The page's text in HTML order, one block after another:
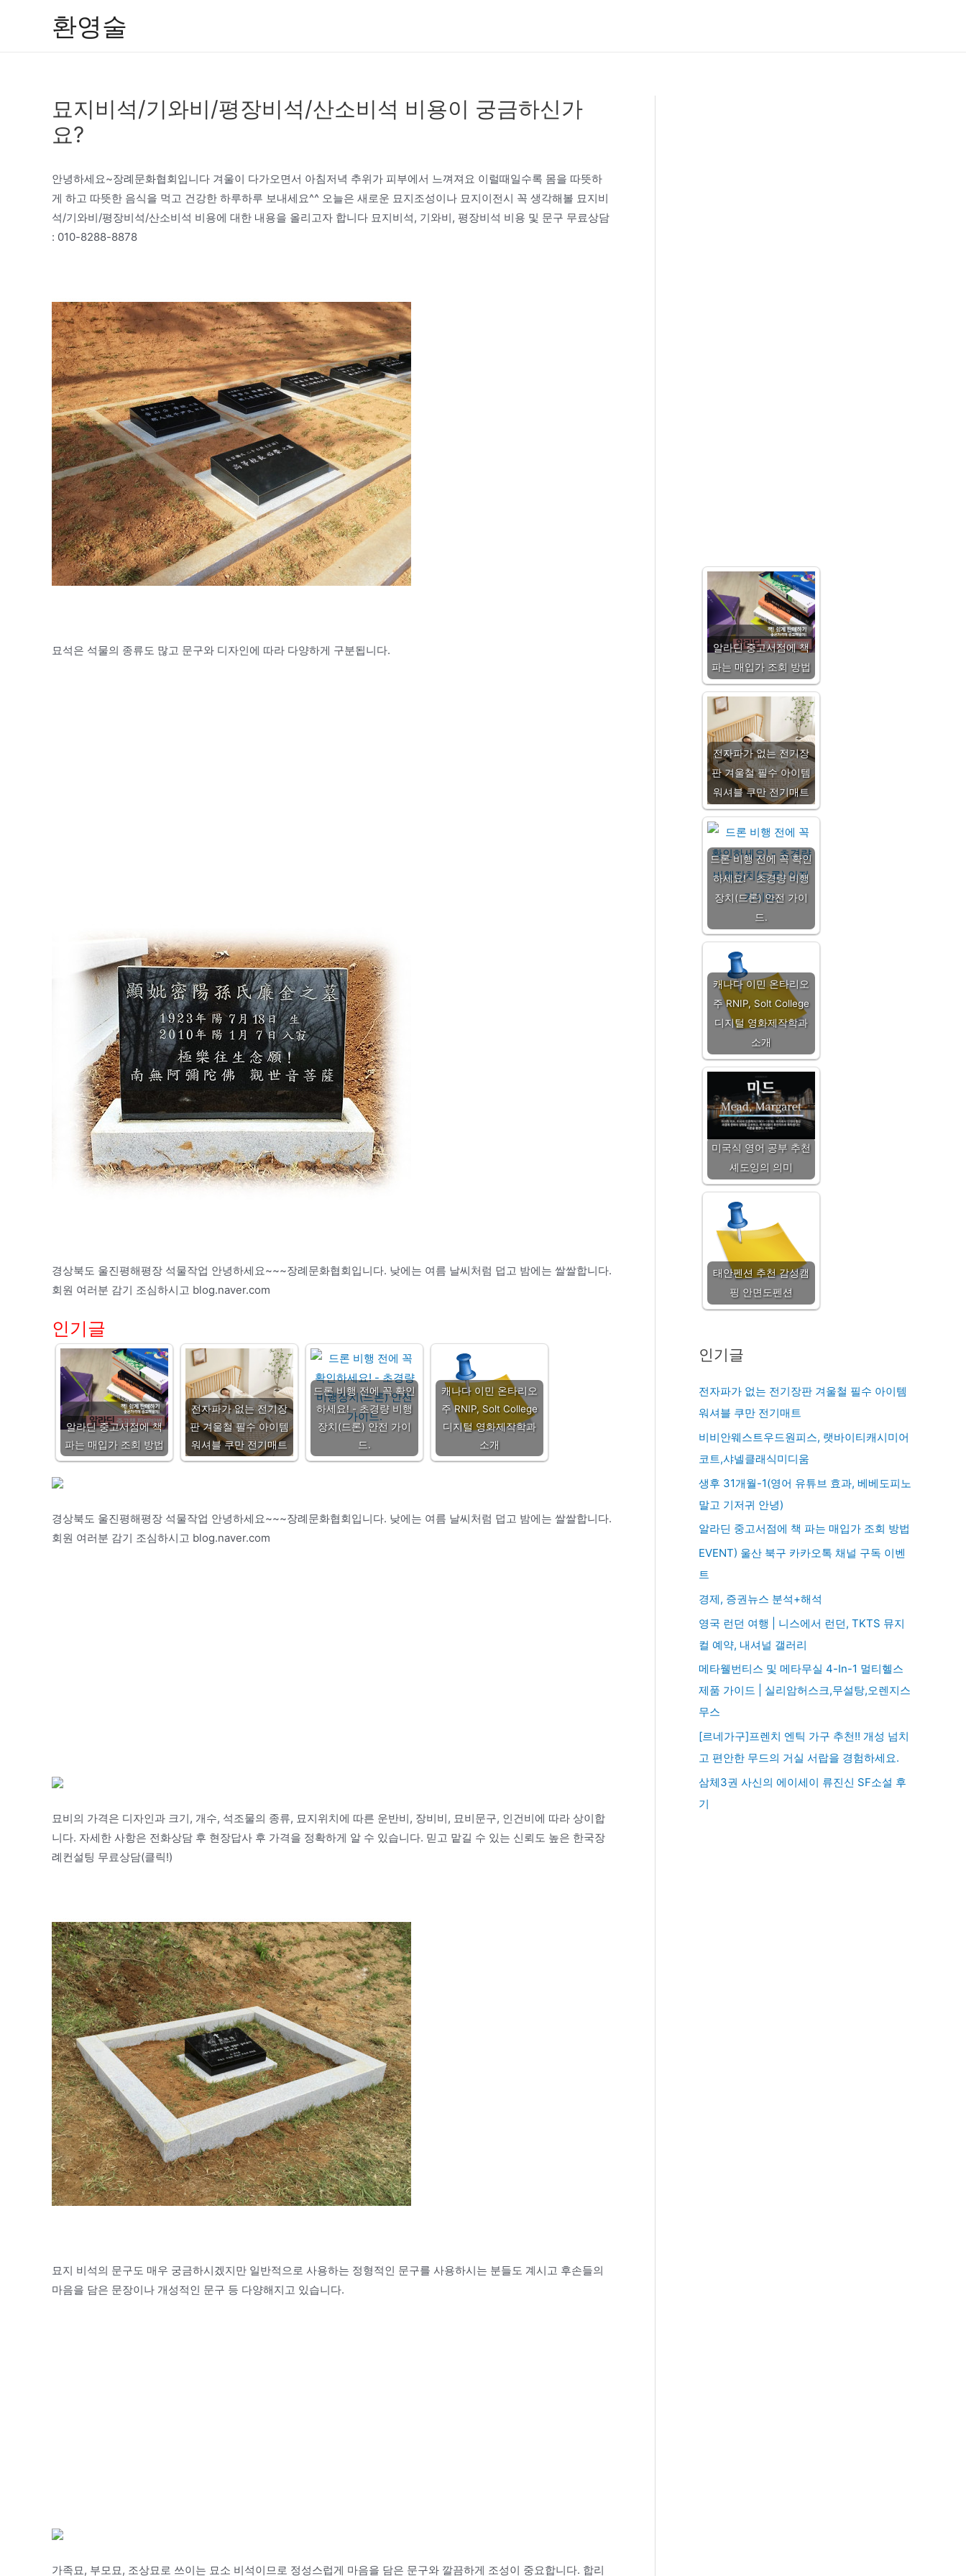
환영술
묘지비석/기와비/평장비석/산소비석 비용이 궁금하신가
요?
안녕하세요~장례문화협회입니다 겨울이 다가오면서 아침저녁 추위가 피부에서 느껴져요 이럴때일수록 몸을 따뜻하
게 하고 따뜻한 음식을 먹고 건강한 하루하루 보내세요^^ 오늘은 새로운 묘지조성이나 묘지이전시 꼭 생각해볼 묘지비
석/기와비/평장비석/산소비석 비용에 대한 내용을 올리고자 합니다 묘지비석, 기와비, 평장비석 비용 및 문구 무료상담
: 010-8288-8878
묘석은 석물의 종류도 많고 문구와 디자인에 따라 다양하게 구분됩니다.
경상북도 울진평해평장 석물작업 안녕하세요~~~장례문화협회입니다. 낮에는 여름 날씨처럼 덥고 밤에는 쌀쌀합니다.
회원 여러분 감기 조심하시고 blog.naver.com
인기글
알라딘 중고서점에 책
파는 매입가 조회 방법
전자파가 없는 전기장
판 겨울철 필수 아이템
워셔블 쿠만 전기매트
드론 비행 전에 꼭 확인
하세요! - 초경량 비행
장치(드론) 안전 가이
드.
캐나다 이민 온타리오
주 RNIP, Solt College
디지털 영화제작학과
소개
경상북도 울진평해평장 석물작업 안녕하세요~~~장례문화협회입니다. 낮에는 여름 날씨처럼 덥고 밤에는 쌀쌀합니다.
회원 여러분 감기 조심하시고 blog.naver.com
묘비의 가격은 디자인과 크기, 개수, 석조물의 종류, 묘지위치에 따른 운반비, 장비비, 묘비문구, 인건비에 따라 상이합
니다. 자세한 사항은 전화상담 후 현장답사 후 가격을 정확하게 알 수 있습니다. 믿고 맡길 수 있는 신뢰도 높은 한국장
례컨설팅 무료상담(클릭!)
묘지 비석의 문구도 매우 궁금하시겠지만 일반적으로 사용하는 정형적인 문구를 사용하시는 분들도 계시고 후손들의
마음을 담은 문장이나 개성적인 문구 등 다양해지고 있습니다.
가족묘, 부모묘, 조상묘로 쓰이는 묘소 비석이므로 정성스럽게 마음을 담은 문구와 깔끔하게 조성이 중요합니다. 합리
알라딘 중고서점에 책
파는 매입가 조회 방법
전자파가 없는 전기장
판 겨울철 필수 아이템
워셔블 쿠만 전기매트
드론 비행 전에 꼭 확인
하세요! - 초경량 비행
장치(드론) 안전 가이
드.
캐나다 이민 온타리오
주 RNIP, Solt College
디지털 영화제작학과
소개
미국식 영어 공부 추천
셰도잉의 의미
태안펜션 추천 감성캠
핑 안면도펜션
인기글
전자파가 없는 전기장판 겨울철 필수 아이템
워셔블 쿠만 전기매트
비비안웨스트우드원피스, 랫바이티캐시미어
코트,샤넬클래식미디움
생후 31개월-1(영어 유튜브 효과, 베베도피노
말고 기저귀 안녕)
알라딘 중고서점에 책 파는 매입가 조회 방법
EVENT) 울산 북구 카카오톡 채널 구독 이벤
트
경제, 증권뉴스 분석+해석
영국 런던 여행 | 니스에서 런던, TKTS 뮤지
컬 예약, 내셔널 갤러리
메타웰번티스 및 메타무실 4-In-1 멀티헬스
제품 가이드 | 실리암허스크,무설탕,오렌지스
무스
[르네가구]프렌치 엔틱 가구 추천!! 개성 넘치
고 편안한 무드의 거실 서랍을 경험하세요.
삼체3권 사신의 에이세이 류진신 SF소설 후
기